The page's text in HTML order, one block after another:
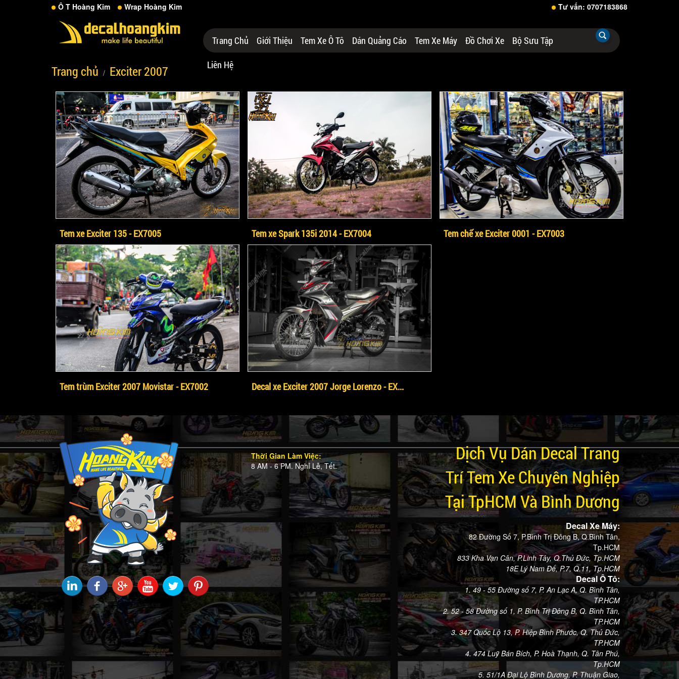
Ô T Hoàng Kim Wrap Hoàng Kim Tư vấn: 0707183868
Trang Chủ Giới Thiệu Tem Xe Ô Tô Dán Quảng Cáo Tem Xe Máy Đồ Chơi Xe
Bộ Sưu Tập
Liên Hệ
Trang chủ Exciter 2007
Tem xe Exciter 135 - EX7005 Tem xe Spark 135i 2014 - EX7004 Tem chế xe Exciter 0001 - EX7003
Tem trùm Exciter 2007 Movistar - EX7002 Decal xe Exciter 2007 Jorge Lorenzo - EX...
Thời Gian Làm Việc:
8 AM - 6 PM. Nghỉ Lễ, Tết.
Dịch Vụ Dán Decal Trang
Trí Tem Xe Chuyên Nghiệp
Tại TpHCM Và Bình Dương
Decal Xe Máy:
82 Đường Số 7, P.Bình Trị Đông B, Q.Bình Tân,
Tp.HCM
833 Kha Vạn Cân, P.Linh Tây, Q.Thủ Đức, Tp.HCM
18E Lý Nam Đế, P.7, Q.11, Tp.HCM
Decal Ô Tô:
1. 49 - 55 Đường số 7, P. An Lạc A, Q. Bình Tân,
TP.HCM
2. 52 - 58 Đường số 1, P. Bình Trị Đông B, Q. Bình Tân,
TP.HCM
3. 347 Quốc Lộ 13, P. Hiệp Bình Phước, Q. Thủ Đức,
TP.HCM
4. 474 Luỹ Bán Bích, P. Hoà Thạnh, Q. Tân Phú,
Tp.HCM
5. 51/1A Đại Lộ Bình Dương, P. Thuận Giao,